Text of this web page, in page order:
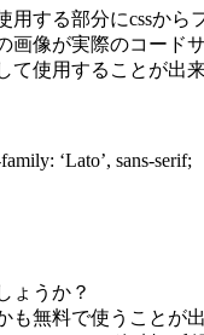
用する部分にcssから
画像が実際のコード
て使用することが出来
‘Lato’, sans-serif;
ょうか？
も無料で使うことが